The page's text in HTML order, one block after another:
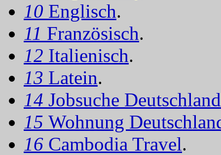
10 Englisch.
11 Französisch.
12 Italienisch.
13 Latein.
14 Jobsuche Deutschland
15 Wohnung
16 Cambodia Travel.